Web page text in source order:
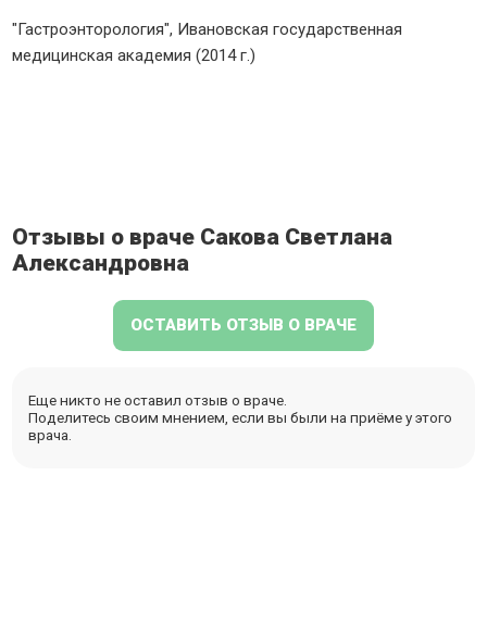
"Гастроэнторология", Ивановская государственная
медицинская академия (2014 г.)
Отзывы о враче Сакова Светлана
Александровна
ОСТАВИТЬ ОТЗЫВ О ВРАЧЕ
Еще никто не оставил отзыв о враче.
Поделитесь своим мнением, если вы были на приёме у этого
врача.